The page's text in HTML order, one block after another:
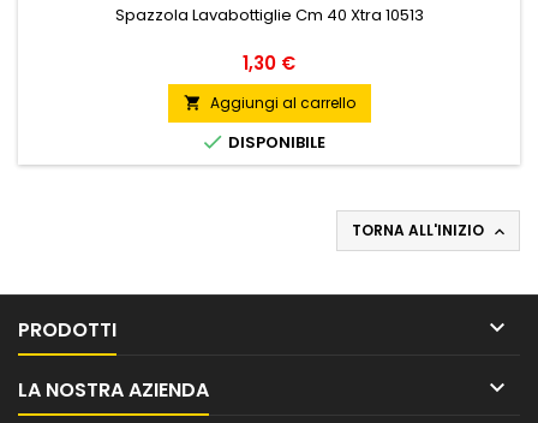
Spazzola Lavabottiglie Cm 40 Xtra 10513
Prezzo
1,30 €
 Aggiungi al carrello
 DISPONIBILE
TORNA ALL'INIZIO 
PRODOTTI 
LA NOSTRA AZIENDA 